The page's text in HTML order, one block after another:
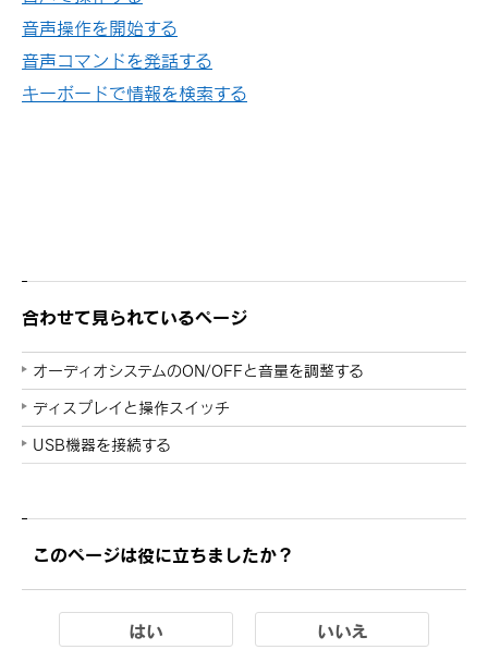
音声操作を開始する
音声コマンドを発話する
キーボードで情報を検索する
合わせて見られているページ
オーディオシステムのON/OFFと音量を調整する
ディスプレイと操作スイッチ
USB機器を接続する
このページは役に立ちましたか？
はい いいえ